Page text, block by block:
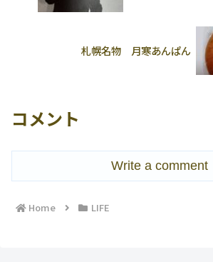
札幌名物 月寒あんぱん
コメント
Write a comment
Home LIFE